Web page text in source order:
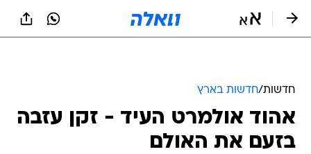
חדשות/חדשות בארץ
אהוד אולמרט העיד - זקן עזבה
בזעם את האולם